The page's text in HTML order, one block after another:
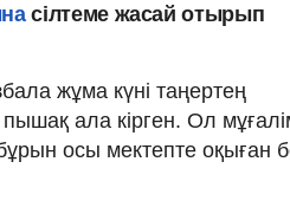
сілтеме жасай отырып
жұма күні таңертең
ала кірген. Ол
осы мектепте оқыған